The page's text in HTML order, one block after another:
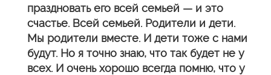
праздновать его всей семьей — и это
счастье. Всей семьей. Родители и дети.
Мы родители вместе. И дети тоже с нами
будут. Но я точно знаю, что так будет не у
всех. И очень хорошо всегда помню, что у